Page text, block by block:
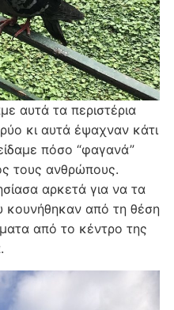
αυτά τα περιστέρια
κι αυτά έψαχναν κάτι
πόσο “φαγανά”
τους ανθρώπους.
αρκετά για να τα
από τη θέση
από το κέντρο της